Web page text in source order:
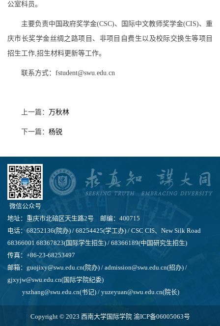
公室科员。
主要负责中国政府奖学金(CSC)、国际中文教师奖学金(CIS)、重
庆市长奖学金丝绸之路项目、非项目自费生以及校际交换生等项目
招生工作,招生材料更新等工作。
联系方式：fstudent@swu.edu.cn
上一篇： 万秋林
下一篇： 杨锐
微信公众号
地址：重庆市北碚区天生路2号 邮编：400715
电话：68252136(院办) / 68254425(学工办) / CSC CIS、New Silk Road
68366001 68367823(国际学生招生) / 68366189(中国研究生招生)
传真：+86-23-68253497
邮箱：guojixy@swu.edu.cn(院办) / admission@swu.edu.cn(招办) /
gjxyjw@swu.edu.cn(国际学院纪委)
yszhang@swu.edu.cn(书记) / yuzeyuan@swu.edu.cn(院长)
Copyright © 2023 西南大学国际学院 渝ICP备06005063号